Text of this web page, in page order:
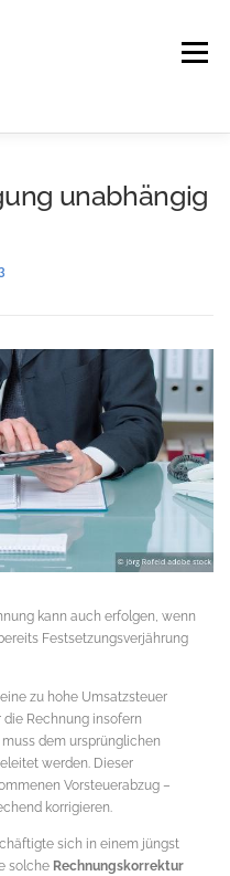
Menü
unabhängig
kann auch erfolgen, wenn
Festsetzungsverjährung
zu hohe Umsatzsteuer
die Rechnung insofern
dem ursprünglichen
werden. Dieser
Vorsteuerabzug –
korrigieren.
sich in einem jüngst
solche Rechnungskorrektur